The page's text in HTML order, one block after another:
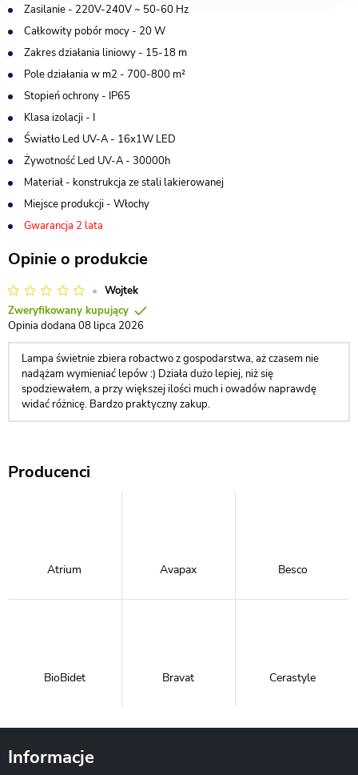
Zasilanie - 220V-240V ~ 50-60 Hz
Całkowity pobór mocy - 20 W
Zakres działania liniowy - 15-18 m
Pole działania w m2 - 700-800 m²
Stopień ochrony - IP65
Klasa izolacji - I
Światło Led UV-A - 16x1W LED
Żywotność Led UV-A - 30000h
Materiał - konstrukcja ze stali lakierowanej
Miejsce produkcji - Włochy
Gwarancja 2 lata
Opinie o produkcie
Lampa świetnie zbiera robactwo z gospodarstwa, aż czasem nie
nadążam wymieniać lepów :) Działa dużo lepiej, niż się
spodziewałem, a przy większej ilości much i owadów naprawdę
widać różnicę. Bardzo praktyczny zakup.
Wojtek
Zweryfikowany kupujący
Opinia dodana 08 lipca 2026
Producenci
Atrium Avapax Besco
BioBidet Bravat Cerastyle
Informacje